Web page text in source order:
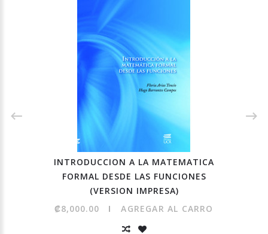
INTRODUCCION A LA MATEMATICA
FORMAL DESDE LAS FUNCIONES
(VERSION IMPRESA)
₡8,000.00
AGREGAR AL CARRO